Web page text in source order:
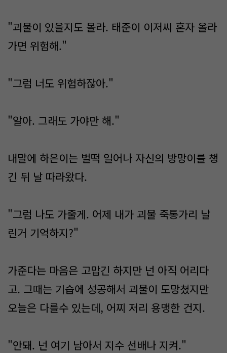
"괴물이 있을지도 몰라. 태준이 이저씨 혼자 올라
가면 위험해."
"그럼 너도 위험하잖아."
"알아. 그래도 가야만 해."
내말에 하은이는 벌떡 일어나 자신의 방망이를 챙
긴 뒤 날 따라왔다.
"그럼 나도 가줄게. 어제 내가 괴물 죽통가리 날
린거 기억하지?"
가준다는 마음은 고맙긴 하지만 넌 아직 어리다
고. 그때는 기습에 성공해서 괴물이 도망쳤지만
오늘은 다를수 있는데, 어찌 저리 용맹한 건지.
"안돼. 넌 여기 남아서 지수 선배나 지켜."